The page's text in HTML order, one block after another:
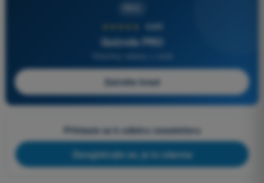
4,6/5
Quizvds PRO
Začněte hned
Přihlaste se k odběru newsletteru
Zaregistrujte se, je to zdarma